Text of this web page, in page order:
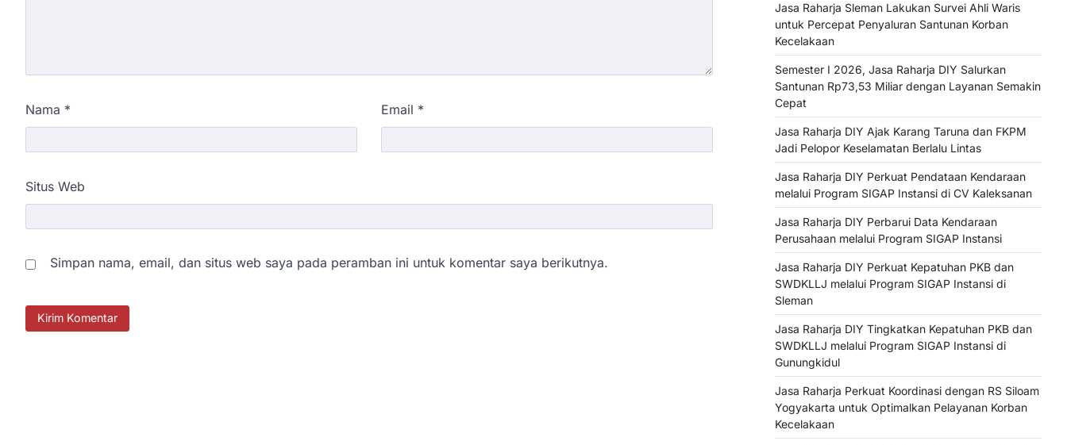
Nama * Email *
Situs Web
Simpan nama, email, dan situs web saya pada peramban ini untuk komentar saya berikutnya.
Jasa Raharja Sleman Lakukan Survei Ahli Waris
untuk Percepat Penyaluran Santunan Korban
Kecelakaan
Semester I 2026, Jasa Raharja DIY Salurkan
Santunan Rp73,53 Miliar dengan Layanan Semakin
Cepat
Jasa Raharja DIY Ajak Karang Taruna dan FKPM
Jadi Pelopor Keselamatan Berlalu Lintas
Jasa Raharja DIY Perkuat Pendataan Kendaraan
melalui Program SIGAP Instansi di CV Kaleksanan
Jasa Raharja DIY Perbarui Data Kendaraan
Perusahaan melalui Program SIGAP Instansi
Jasa Raharja DIY Perkuat Kepatuhan PKB dan
SWDKLLJ melalui Program SIGAP Instansi di
Sleman
Jasa Raharja DIY Tingkatkan Kepatuhan PKB dan
SWDKLLJ melalui Program SIGAP Instansi di
Gunungkidul
Jasa Raharja Perkuat Koordinasi dengan RS Siloam
Yogyakarta untuk Optimalkan Pelayanan Korban
Kecelakaan